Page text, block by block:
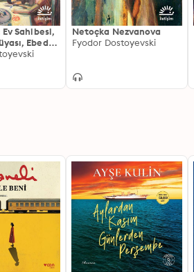
Sahibesi,
Ebedi
Netoçka Nezvanova
Fyodor Dostoyevski